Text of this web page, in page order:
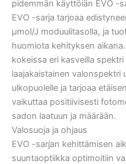
pidemmän käyttöiän EVO -
EVO -sarja tarjoaa
μmol/J moduulitasolla, ja
huomiota kehityksen
kokeissa eri kasveilla
laajakaistainen valonspektri
ulkopuolelle ja tarjoaa
vaikuttaa positiivisesti
sadon laatuun ja määrään.
Valosuoja ja ohjaus
EVO -sarjan kehittämisen
suuntaoptiikka optimoitiin